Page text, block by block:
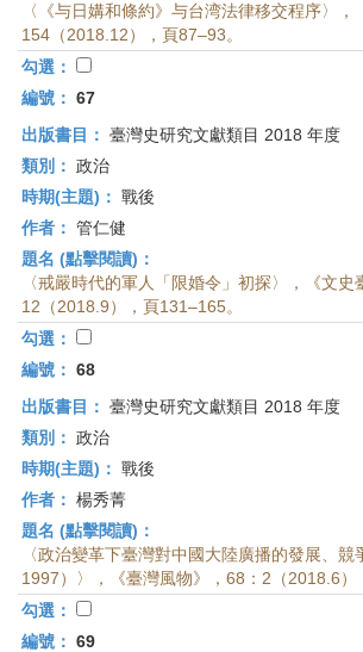
〈《与日媾和條約》与台湾法律移交程序〉，
154（2018.12），頁87–93。
勾選：
編號： 67
出版書目： 臺灣史研究文獻類目 2018 年度
類別： 政治
時期(主題)： 戰後
作者： 管仁健
題名 (點擊閱讀)：
〈戒嚴時代的軍人「限婚令」初探〉，《文史
12（2018.9），頁131–165。
勾選：
編號： 68
出版書目： 臺灣史研究文獻類目 2018 年度
類別： 政治
時期(主題)： 戰後
作者： 楊秀菁
題名 (點擊閱讀)：
〈政治變革下臺灣對中國大陸廣播的發展、
1997）〉，《臺灣風物》，68：2（2018.6）
勾選：
編號： 69